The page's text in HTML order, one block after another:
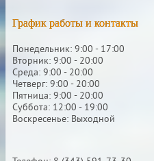
График работы и контакты
Понедельник: 9:00 - 17:00
Вторник: 9:00 - 20:00
Среда: 9:00 - 20:00
Четверг: 9:00 - 20:00
Пятница: 9:00 - 20:00
Суббота: 12:00 - 19:00
Воскресенье: Выходной